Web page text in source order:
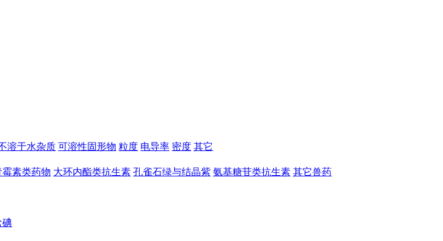
溶于水杂质 可溶性固形物 粒度 电导率 密度 其它
霉素类药物 大环内酯类抗生素 孔雀石绿与结晶紫 氨基糖苷类抗生素 其它兽药
碘